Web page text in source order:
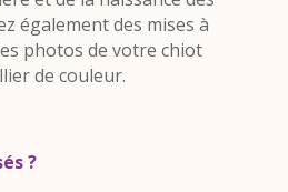
également des mises à
photos de votre chiot
de couleur.
?